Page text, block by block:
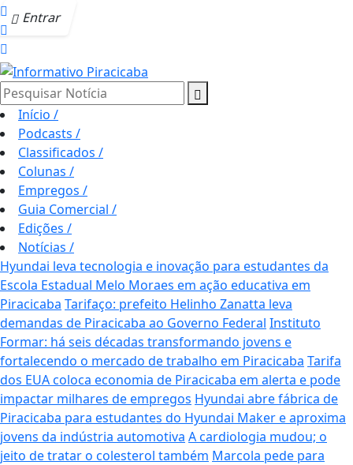
Entrar
Pesquisar Notícia
Início /
Podcasts /
Classificados /
Colunas /
Empregos /
Guia Comercial /
Edições /
Notícias /
Hyundai leva tecnologia e inovação para estudantes da
Escola Estadual Melo Moraes em ação educativa em
Piracicaba Tarifaço: prefeito Helinho Zanatta leva
demandas de Piracicaba ao Governo Federal Instituto
Formar: há seis décadas transformando jovens e
fortalecendo o mercado de trabalho em Piracicaba Tarifa
dos EUA coloca economia de Piracicaba em alerta e pode
impactar milhares de empregos Hyundai abre fábrica de
Piracicaba para estudantes do Hyundai Maker e aproxima
jovens da indústria automotiva A cardiologia mudou; o
jeito de tratar o colesterol também Marcola pede para